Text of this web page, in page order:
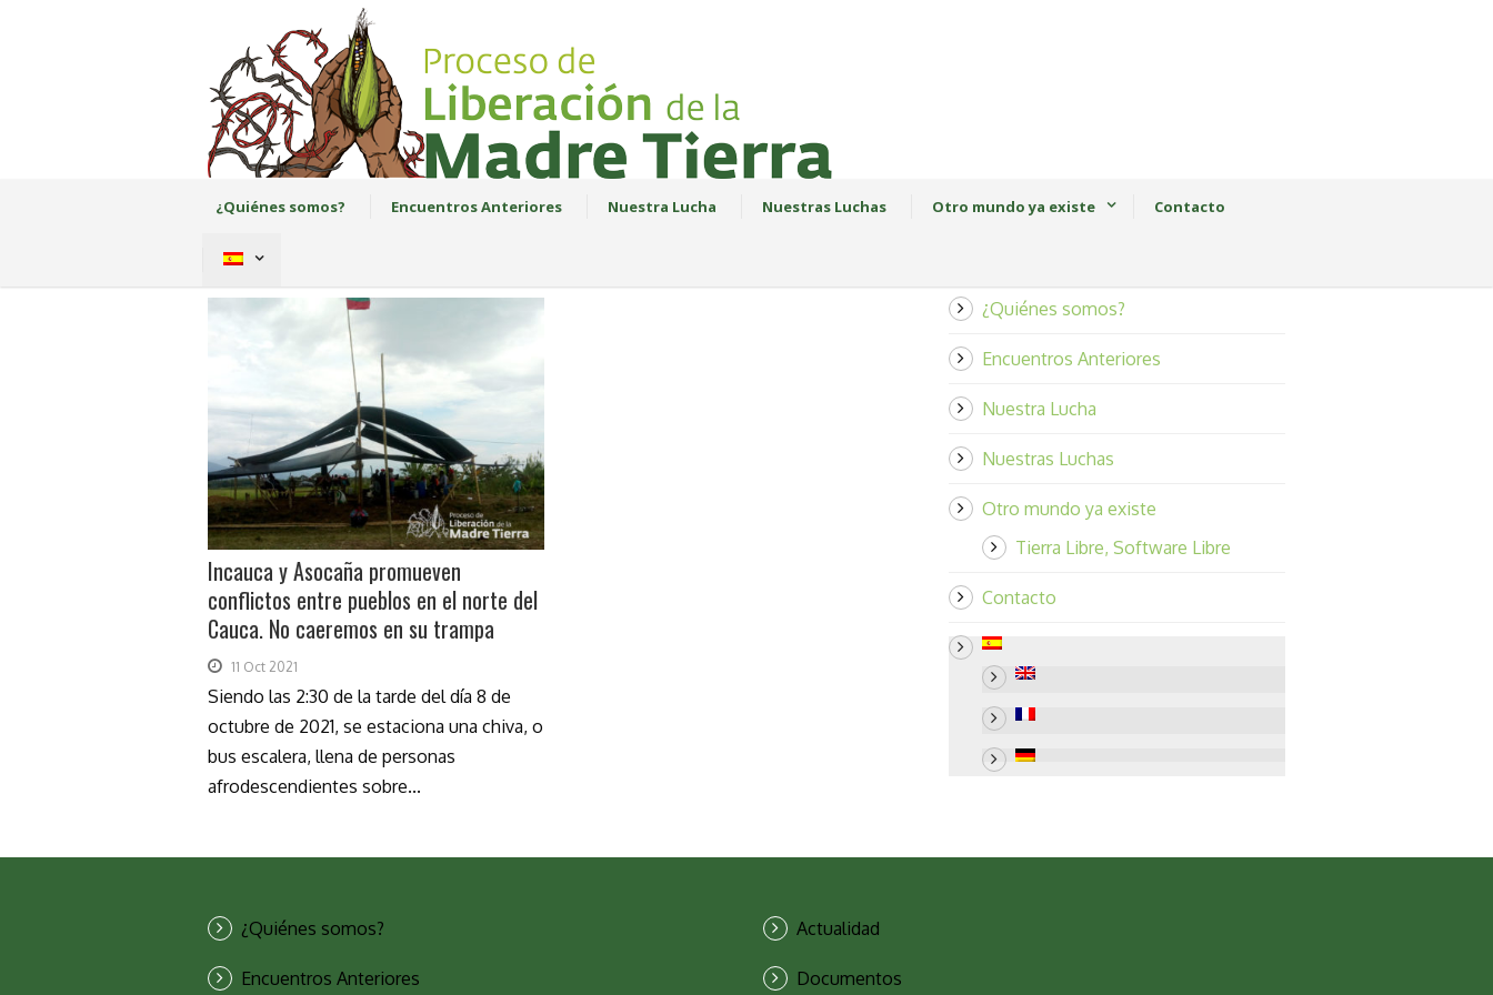
¿Quiénes somos? Encuentros Anteriores Nuestra Lucha Nuestras Luchas Otro mundo ya existe Contacto
Incauca y Asocaña promueven
conflictos entre pueblos en el norte del
Cauca. No caeremos en su trampa
11 Oct 2021
Siendo las 2:30 de la tarde del día 8 de
octubre de 2021, se estaciona una chiva, o
bus escalera, llena de personas
afrodescendientes sobre...
¿Quiénes somos?
Encuentros Anteriores
Nuestra Lucha
Nuestras Luchas
Otro mundo ya existe
Tierra Libre, Software Libre
Contacto
¿Quiénes somos?
Encuentros Anteriores
Actualidad
Documentos